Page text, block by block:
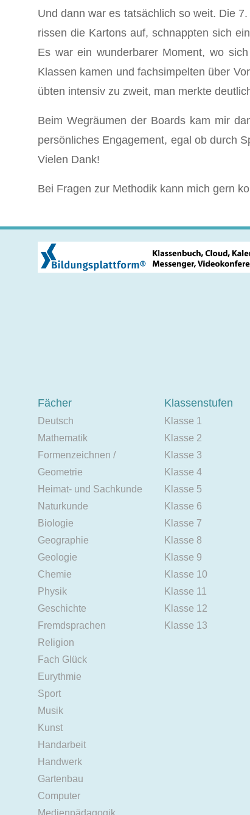
Und dann war es tatsächlich so weit. Die
rissen die Kartons auf, schnappten sich
Es war ein wunderbarer Moment, wo
Klassen kamen und fachsimpelten über
übten intensiv zu zweit, man merkte
Beim Wegräumen der Boards kam mir
persönliches Engagement, egal ob durch
Vielen Dank!
Bei Fragen zur Methodik kann mich gern
Fächer
Deutsch
Mathematik
Formenzeichnen /
Geometrie
Heimat- und Sachkunde
Naturkunde
Biologie
Geographie
Geologie
Chemie
Physik
Geschichte
Fremdsprachen
Religion
Fach Glück
Eurythmie
Sport
Musik
Kunst
Handarbeit
Handwerk
Gartenbau
Computer
Medienpädagogik
Klassenstufen
Klasse 1
Klasse 2
Klasse 3
Klasse 4
Klasse 5
Klasse 6
Klasse 7
Klasse 8
Klasse 9
Klasse 10
Klasse 11
Klasse 12
Klasse 13